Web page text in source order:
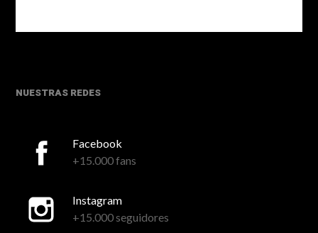
NUESTRAS REDES
Facebook
+15.000 fans
Instagram
+15.000 seguidores